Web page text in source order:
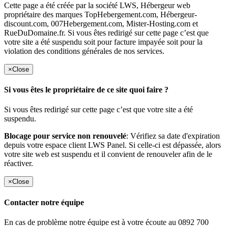
Cette page a été créée par la société LWS, Hébergeur web
propriétaire des marques TopHebergement.com, Hébergeur-
discount.com, 007Hebergement.com, Mister-Hosting.com et
RueDuDomaine.fr. Si vous êtes redirigé sur cette page c’est que
votre site a été suspendu soit pour facture impayée soit pour la
violation des conditions générales de nos services.
×Close
Si vous êtes le propriétaire de ce site quoi faire ?
Si vous êtes redirigé sur cette page c’est que votre site a été
suspendu.
Blocage pour service non renouvelé: Vérifiez sa date d'expiration
depuis votre espace client LWS Panel. Si celle-ci est dépassée, alors
votre site web est suspendu et il convient de renouveler afin de le
réactiver.
×Close
Contacter notre équipe
En cas de problème notre équipe est à votre écoute au 0892 700